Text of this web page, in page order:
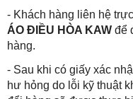
- Khách hàng liên hệ
ÁO ĐIỀU HÒA KAW để
hàng.
- Sau khi có giấy xác
hư hỏng do lỗi kỹ thuật